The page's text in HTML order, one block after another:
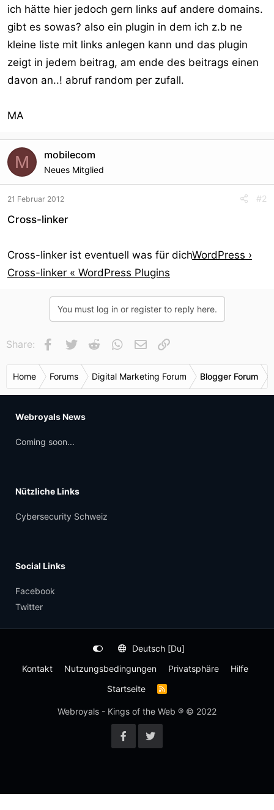
ich hätte hier jedoch gern links auf andere domains.
gibt es sowas? also ein plugin in dem ich z.b ne
kleine liste mit links anlegen kann und das plugin
zeigt in jedem beitrag, am ende des beitrags einen
davon an..! abruf random per zufall.
MA
M mobilecom
Neues Mitglied
21 Februar 2012 #2
Cross-linker
Cross-linker ist eventuell was für dichWordPress ›
Cross-linker « WordPress Plugins
You must log in or register to reply here.
Share: Facebook
Twitter Reddit WhatsApp
E-Mail
Home Forums Digital Marketing Forum Blogger Forum
Webroyals News
Coming soon...
Nützliche Links
Cybersecurity Schweiz
Social Links
Facebook
Twitter
Deutsch [Du]
Kontakt
Nutzungsbedingungen Privatsphäre
Hilfe
Startseite
R
S
Webroyals - Kings of the Web ® © 2022